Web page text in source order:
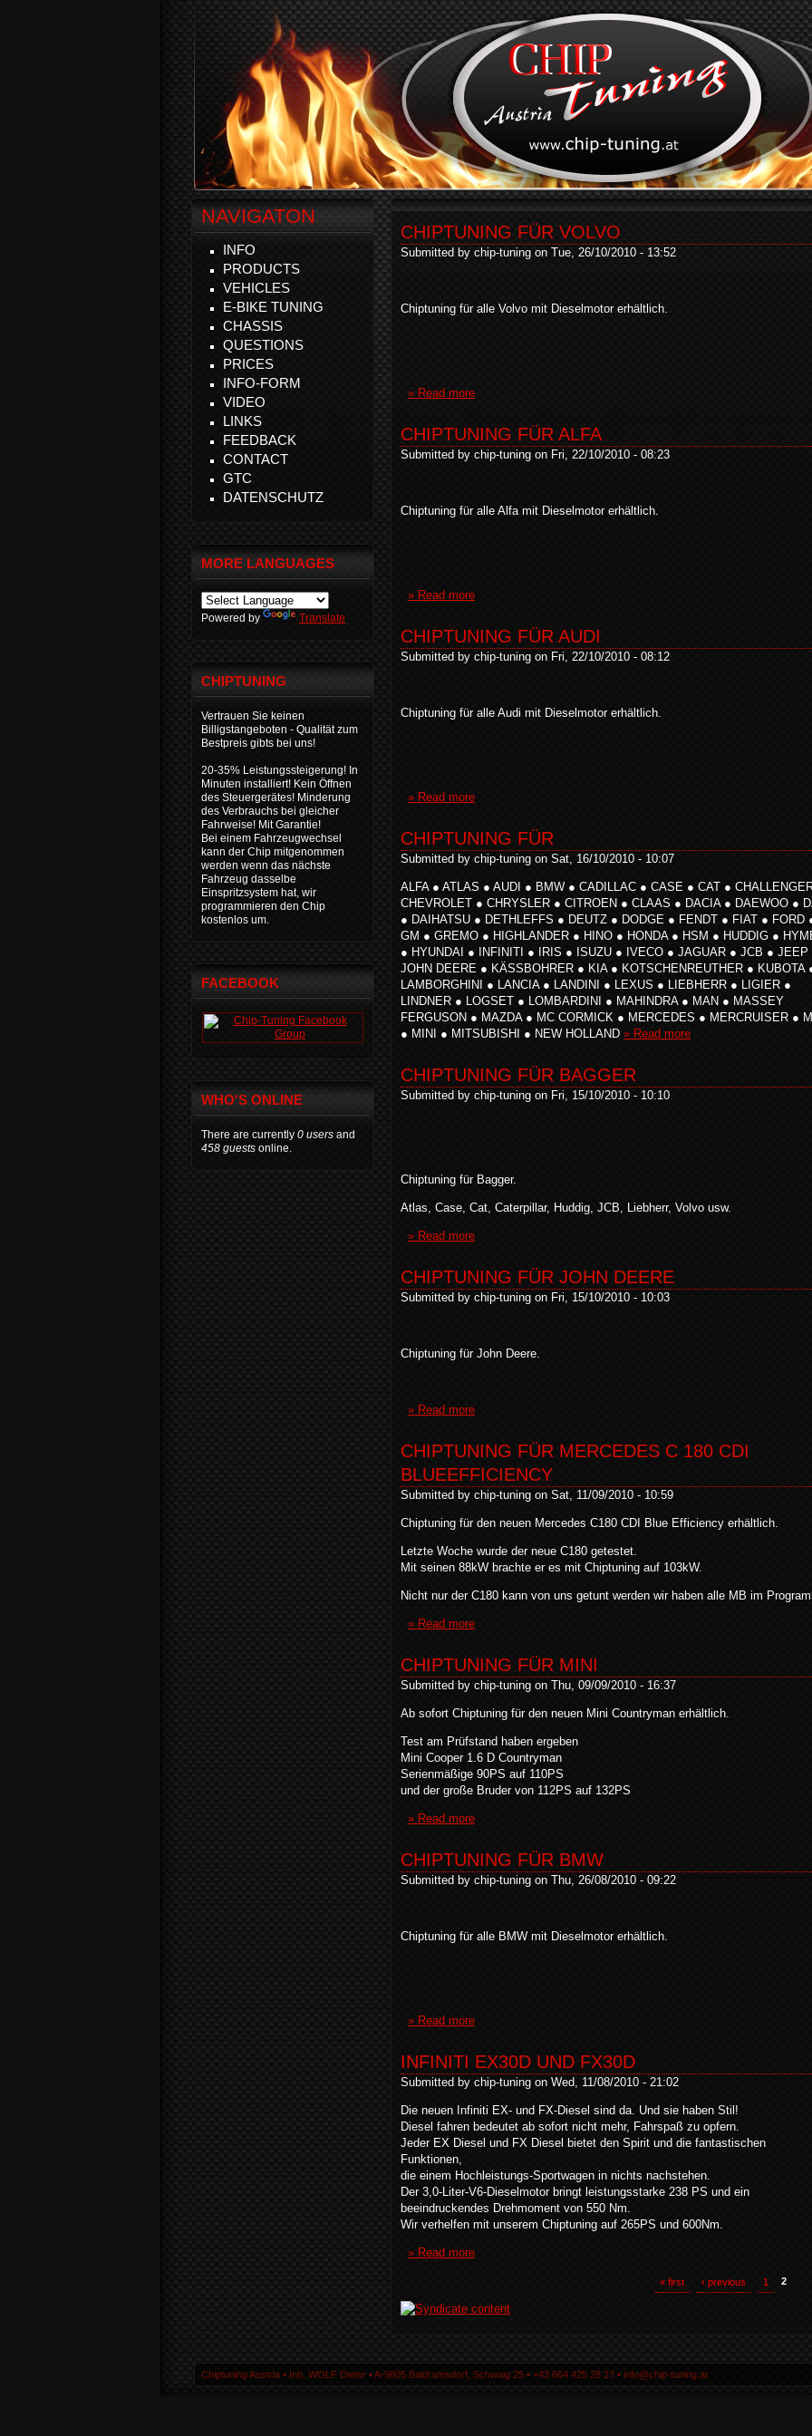
CHIPTUNING FÜR VOLVO
Submitted by chip-tuning on Tue, 26/10/2010 - 13:52
Chiptuning für alle Volvo mit Dieselmotor erhältlich.
» Read more
CHIPTUNING FÜR ALFA
Submitted by chip-tuning on Fri, 22/10/2010 - 08:23
Chiptuning für alle Alfa mit Dieselmotor erhältlich.
» Read more
CHIPTUNING FÜR AUDI
Submitted by chip-tuning on Fri, 22/10/2010 - 08:12
Chiptuning für alle Audi mit Dieselmotor erhältlich.
» Read more
CHIPTUNING FÜR
Submitted by chip-tuning on Sat, 16/10/2010 - 10:07
ALFA ● ATLAS ● AUDI ● BMW ● CADILLAC ● CASE ● CAT ●
CHEVROLET ● CHRYSLER ● CITROEN ● CLAAS ● DACIA ● DAEWOO ●
● DAIHATSU ● DETHLEFFS ● DEUTZ ● DODGE ● FENDT ● FIAT ● FORD
GM ● GREMO ● HIGHLANDER ● HINO ● HONDA ● HSM ● HUDDIG ●
● HYUNDAI ● INFINITI ● IRIS ● ISUZU ● IVECO ● JAGUAR ● JCB ● JEEP
JOHN DEERE ● KÄSSBOHRER ● KIA ● KOTSCHENREUTHER ● KUBOTA
LAMBORGHINI ● LANCIA ● LANDINI ● LEXUS ● LIEBHERR ● LIGIER ●
LINDNER ● LOGSET ● LOMBARDINI ● MAHINDRA ● MAN ● MASSEY
FERGUSON ● MAZDA ● MC CORMICK ● MERCEDES ● MERCRUISER ●
● MINI ● MITSUBISHI ● NEW HOLLAND » Read more
CHIPTUNING FÜR BAGGER
Submitted by chip-tuning on Fri, 15/10/2010 - 10:10
Chiptuning für Bagger.
Atlas, Case, Cat, Caterpillar, Huddig, JCB, Liebherr, Volvo usw.
» Read more
CHIPTUNING FÜR JOHN DEERE
Submitted by chip-tuning on Fri, 15/10/2010 - 10:03
Chiptuning für John Deere.
» Read more
CHIPTUNING FÜR MERCEDES C 180 CDI
BLUEEFFICIENCY
Submitted by chip-tuning on Sat, 11/09/2010 - 10:59
Chiptuning für den neuen Mercedes C180 CDI Blue Efficiency erhältlich.
Letzte Woche wurde der neue C180 getestet.
Mit seinen 88kW brachte er es mit Chiptuning auf 103kW.
Nicht nur der C180 kann von uns getunt werden wir haben alle MB im
» Read more
CHIPTUNING FÜR MINI
Submitted by chip-tuning on Thu, 09/09/2010 - 16:37
Ab sofort Chiptuning für den neuen Mini Countryman erhältlich.
Test am Prüfstand haben ergeben
Mini Cooper 1.6 D Countryman
Serienmäßige 90PS auf 110PS
und der große Bruder von 112PS auf 132PS
» Read more
CHIPTUNING FÜR BMW
Submitted by chip-tuning on Thu, 26/08/2010 - 09:22
Chiptuning für alle BMW mit Dieselmotor erhältlich.
» Read more
INFINITI EX30D UND FX30D
Submitted by chip-tuning on Wed, 11/08/2010 - 21:02
Die neuen Infiniti EX- und FX-Diesel sind da. Und sie haben Stil!
Diesel fahren bedeutet ab sofort nicht mehr, Fahrspaß zu opfern.
Jeder EX Diesel und FX Diesel bietet den Spirit und die fantastischen
Funktionen,
die einem Hochleistungs-Sportwagen in nichts nachstehen.
Der 3,0-Liter-V6-Dieselmotor bringt leistungsstarke 238 PS und ein
beeindruckendes Drehmoment von 550 Nm.
Wir verhelfen mit unserem Chiptuning auf 265PS und 600Nm.
» Read more
« first ‹ previous 1 2
NAVIGATON
INFO
PRODUCTS
VEHICLES
E-BIKE TUNING
CHASSIS
QUESTIONS
PRICES
INFO-FORM
VIDEO
LINKS
FEEDBACK
CONTACT
GTC
DATENSCHUTZ
MORE LANGUAGES
Powered by Translate
CHIPTUNING
Vertrauen Sie keinen
Billigstangeboten - Qualität zum
Bestpreis gibts bei uns!
20-35% Leistungssteigerung! In
Minuten installiert! Kein Öffnen
des Steuergerätes! Minderung
des Verbrauchs bei gleicher
Fahrweise! Mit Garantie!
Bei einem Fahrzeugwechsel
kann der Chip mitgenommen
werden wenn das nächste
Fahrzeug dasselbe
Einspritzsystem hat, wir
programmieren den Chip
kostenlos um.
FACEBOOK
WHO'S ONLINE
There are currently 0 users and
458 guests online.
Chiptuning Austria ▪ Inh. WOLF Dieter ▪ A-9805 Baldramsdorf, Schwaig 25 ▪ +43 664 425 28 27 ▪ info@chip-tuning.at